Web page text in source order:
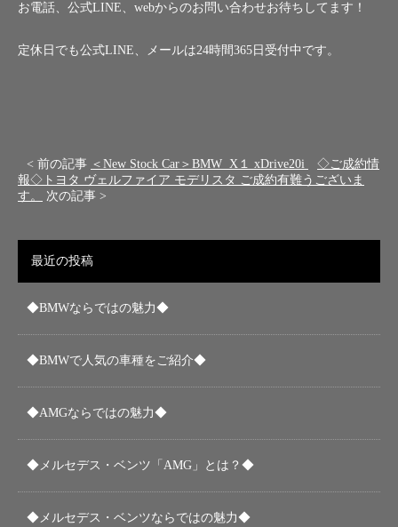
お電話、公式LINE、webからのお問い合わせお待ちしてます！
定休日でも公式LINE、メールは24時間365日受付中です。
< 前の記事 ＜New Stock Car＞BMW X１ xDrive20i
◇ご成約情
報◇トヨタ ヴェルファイア モデリスタ ご成約有難うございま
す。
次の記事 >
最近の投稿
◆BMWならではの魅力◆
◆BMWで人気の車種をご紹介◆
◆AMGならではの魅力◆
◆メルセデス・ベンツ「AMG」とは？◆
◆メルセデス・ベンツならではの魅力◆